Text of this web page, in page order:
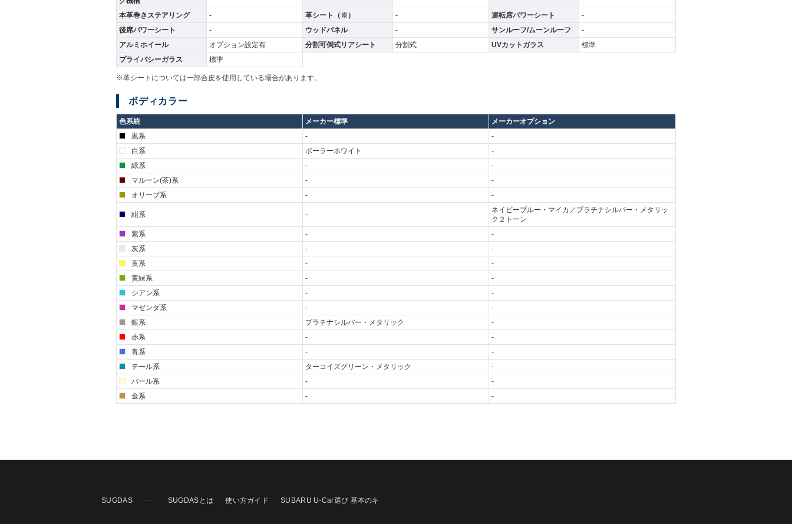
本革巻きステアリング - 革シート（※） - 運転席パワーシート
-
後席パワーシート
- ウッドパネル - サンルーフ/ムーンルーフ
-
アルミホイール
オプション設定有 分割可倒式リアシート 分割式 UVカットガラス
標準
プライバシーガラス
標準
※革シートについては一部合皮を使用している場合があります。
ボディカラー
色系統 メーカー標準
メーカーオプション
黒系
-
-
白系
ポーラーホワイト
-
緑系
-
-
マルーン(茶)系
-
-
オリーブ系
- -
紺系 -
ネイビーブルー・マイカ／プラチナシルバー・メタリッ
ク２トーン
紫系
-
-
灰系
-
-
黄系
-
-
黄緑系
-
-
シアン系
-
-
マゼンダ系
-
-
銀系
プラチナシルバー・メタリック
-
赤系
-
-
青系
-
-
テール系
ターコイズグリーン・メタリック
-
パール系
-
-
金系
- -
SUGDAS SUGDASとは 使い方ガイド SUBARU U-Car選び 基本のキ